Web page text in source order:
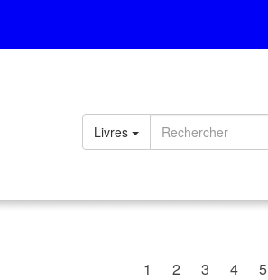
Livres
1 2 3 4 5